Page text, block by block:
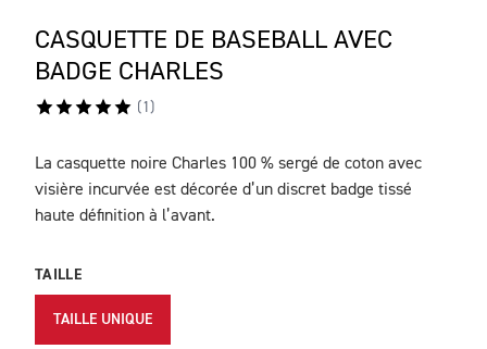
CASQUETTE DE BASEBALL AVEC
BADGE CHARLES
( 1 )
DESCRIPTION
La casquette noire Charles 100 % sergé de coton avec
visière incurvée est décorée d’un discret badge tissé
haute définition à l’avant.
TAILLE
TAILLE UNIQUE